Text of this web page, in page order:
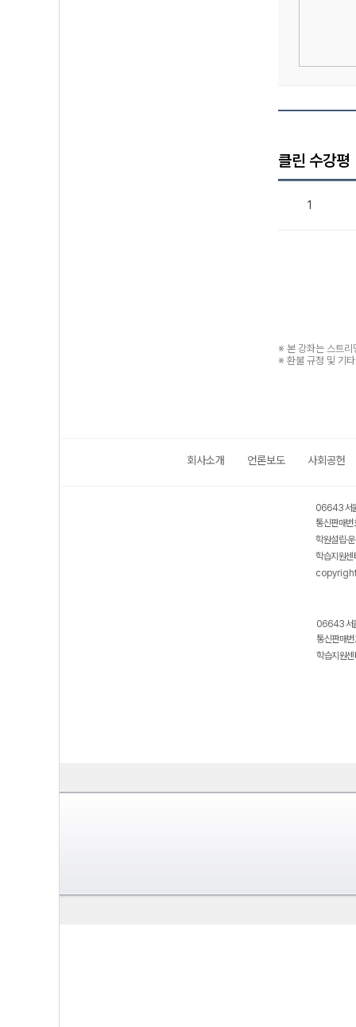
클린 수강평
1
※ 본 강좌는 스트리
※ 환불 규정 및 기
회사소개 언론보도 사회공헌
06643 서
통신판매
학원설립·
학습지원
06643 서
통신판매
학습지원